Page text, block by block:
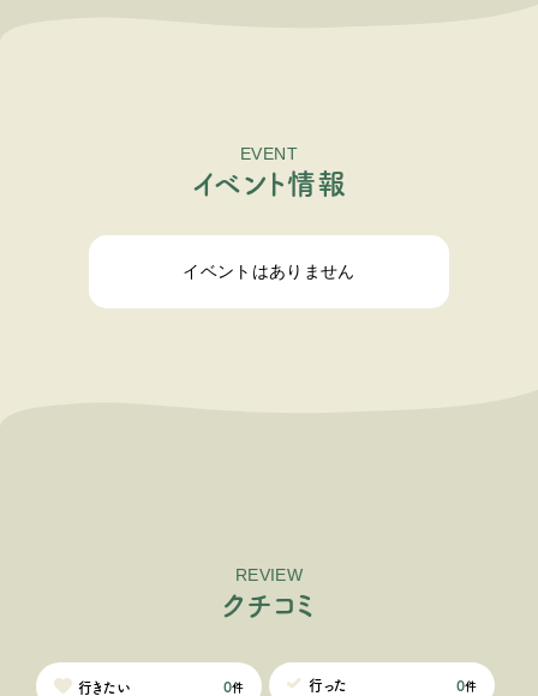
EVENT
イベン ト情報
イベントはありません
REVIEW
ク チ コ ミ
行きたい 0件 行った 0件